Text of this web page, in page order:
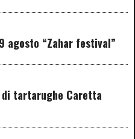
agosto “Zahar festival”
tartarughe Caretta